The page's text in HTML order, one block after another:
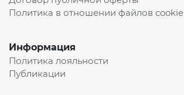
Политика в отношении файлов cookie
Информация
Политика лояльности
Публикации